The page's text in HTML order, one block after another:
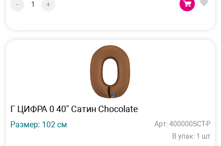
- +
Г ЦИФРА 0 40" Сатин Chocolate
Размер: 102 см
Арт: 400000SCT-P
В упак: 1 шт